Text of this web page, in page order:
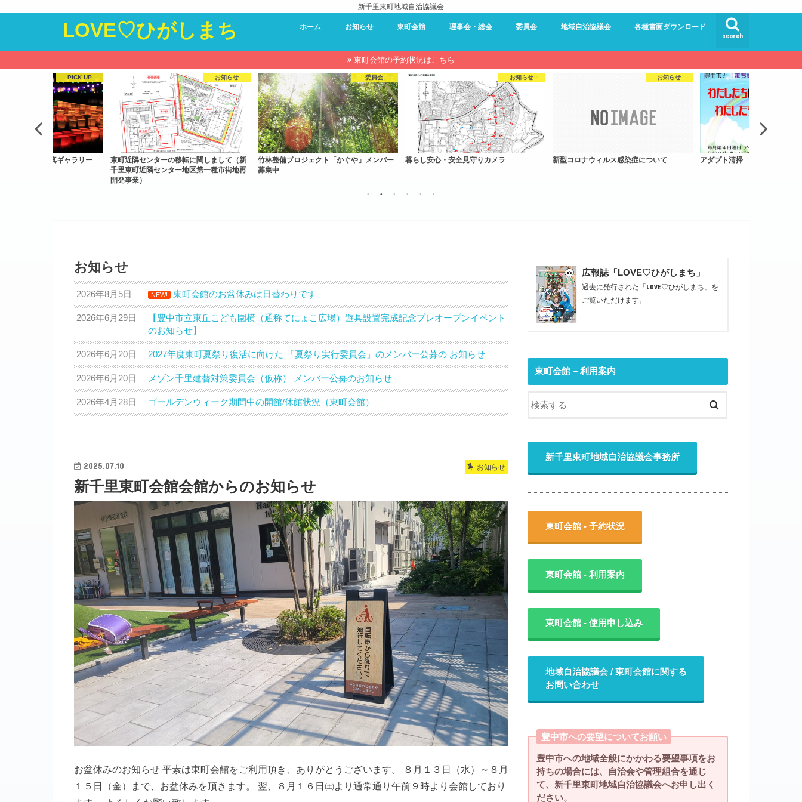
新千里東町地域自治協議会
LOVE♡ひがしまち search
ホーム お知らせ 東町会館
東町会館 – 利用案内
東町会館 – 予約状況
東町会館 – 使用申し込み
理事会・総会
理事会・総会
過去の理事会・総会資料
委員会
防災委員会
環境委員会
夏祭り
近隣センター委員会
キャンドルロード
東町会館
広報委員会
地域自治協議会 各種書面ダウンロード
東町会館の予約状況はこちら
お知らせ
ターの移転に関しまして（新
委員会
竹林整備プロジェクト「かぐや」メンバー
募集中
お知らせ
暮らし安心・安全見守りカメラ
お知らせ
新型コロナウィルス感染症について アダプト清掃 東町キャンドルロード – 写真
お知らせ
2026年8月5日 NEW! 東町会館のお盆休みは日替わりです
2026年6月29日
【豊中市立東丘こども園横（通称てにょこ広場）遊具設置完成記念プレオープンイベント
のお知らせ】
2026年6月20日 2027年度東町夏祭り復活に向けた 「夏祭り実行委員会」のメンバー公募の お知らせ
2026年6月20日 メゾン千里建替対策委員会（仮称） メンバー公募のお知らせ
2026年4月28日 ゴールデンウィーク期間中の開館/休館状況（東町会館）
2025.07.10 お知らせ
新千里東町会館会館からのお知らせ
お盆休みのお知らせ 平素は東町会館をご利用頂き、ありがとうございます。 ８月１３日（水）～８月
１５日（金）まで、お盆休みを頂きます。 翌、８月１６日㈯より通常通り午前９時より会館しており
広報誌「LOVE♡ひがしまち」
過去に発行された「LOVE♡ひがしまち」を
ご覧いただけます。
東町会館 – 利用案内
新千里東町地域自治協議会事務所
東町会館 - 予約状況
東町会館 - 利用案内
東町会館 - 使用申し込み
地域自治協議会 / 東町会館に関する
お問い合わせ
豊中市への要望についてお願い
豊中市への地域全般にかかわる要望事項をお
持ちの場合には、自治会や管理組合を通じ
て、新千里東町地域自治協議会へお申し出く
ださい。